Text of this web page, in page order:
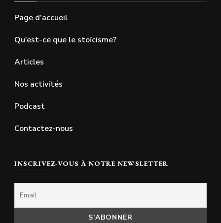
Page d’accueil
Qu’est-ce que le stoïcisme?
Articles
Nos activités
Podcast
Contactez-nous
INSCRIVEZ-VOUS À NOTRE NEWSLETTER